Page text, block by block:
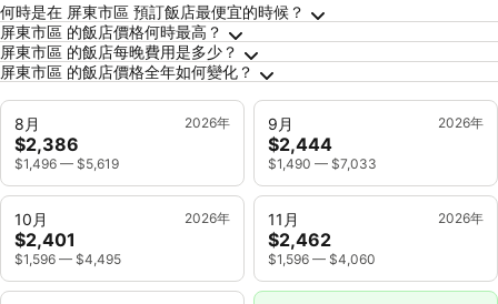
關於屏東市區的常見問答
何時是在 屏東市區 預訂飯店最便宜的時候？
屏東市區 的飯店價格何時最高？
屏東市區 的飯店每晚費用是多少？
屏東市區 的飯店價格全年如何變化？
8月 2026年
$2,386
$1,496 — $5,619
9月 2026年
$2,444
$1,490 — $7,033
10月 2026年
$2,401
$1,596 — $4,495
11月 2026年
$2,462
$1,596 — $4,060